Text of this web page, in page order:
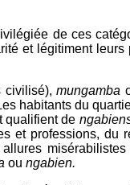
de ces
et légitiment
civilisé),mungamba
habitants du
qualifient de
et professions,
ou ngabien.